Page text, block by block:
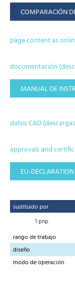
COMPARACIÓN
page content as
documentación
MANUAL DE
datos CAD
approvals and
EU-
sustituido por
1 pnp
rango de trabajo
diseño
modo de operación